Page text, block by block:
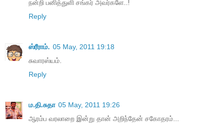
நன்றி பனித்துளி சங்கர் அவர்களே..!
Reply
ஸ்ரீராம். 05 May, 2011 19:18
சுவாரஸ்யம்.
Reply
ம.தி.சுதா 05 May, 2011 19:26
ஆரம்ப வரலாறை இன்று தான் அறிந்தேன் சகோதரம்...